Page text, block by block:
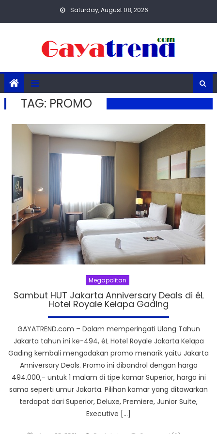
Saturday, August 08, 2026
TAG: PROMO
Megapolitan
Sambut HUT Jakarta Anniversary Deals di éL
Hotel Royale Kelapa Gading
GAYATREND.com – Dalam memperingati Ulang Tahun
Jakarta tahun ini ke-494, éL Hotel Royale Jakarta Kelapa
Gading kembali mengadakan promo menarik yaitu Jakarta
Anniversary Deals. Promo ini dibandrol dengan harga
494.000,- untuk 1 malam di tipe kamar Superior, harga ini
sama seperti umur Jakarta. Pilihan kamar yang ditawarkan
terdapat dari Superior, Deluxe, Premiere, Junior Suite,
Executive […]